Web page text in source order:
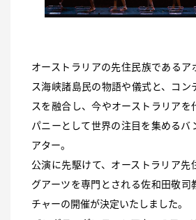
オーストラリアの先住民族であるア
ス海峡諸島民の物語や儀式と、コン
スを融合し、今やオーストラリアを
パニーとして世界の注目を集めるバ
アター。
公演に先駆けて、オーストラリア先
グアーツを専門とされる佐和田敬司
チャーの開催が決定いたしました。